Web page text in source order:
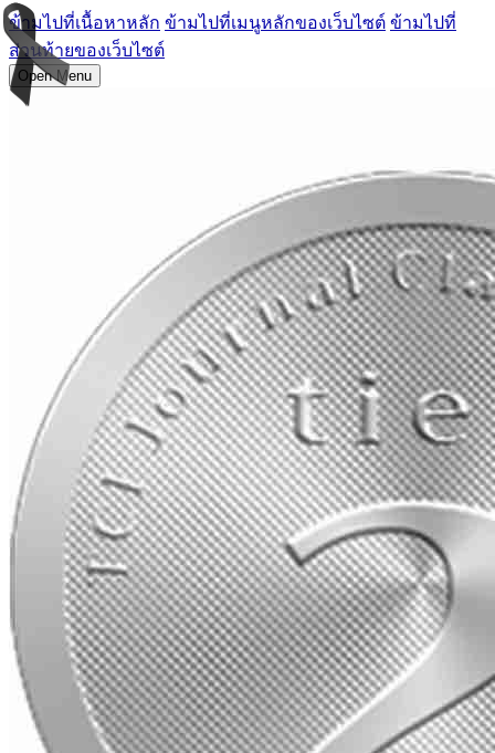
ข้ามไปที่เนื้อหาหลัก ข้ามไปที่เมนูหลักของเว็บไซต์ ข้ามไปที่
ส่วนท้ายของเว็บไซต์
Open Menu